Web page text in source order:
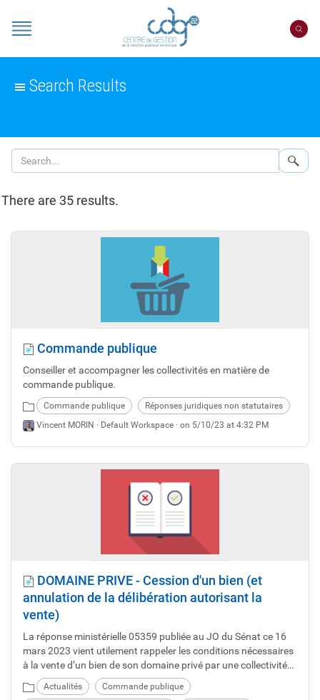
CDG
22
Search Results
There are 35 results.
Commande publique
Conseiller et accompagner les collectivités en matière de
commande publique.
Commande publique
Réponses juridiques non statutaires
Vincent MORIN · Default Workspace · on 5/10/23 at 4:32 PM
DOMAINE PRIVE - Cession d'un bien (et
annulation de la délibération autorisant la
vente)
La réponse ministérielle 05359 publiée au JO du Sénat ce 16
mars 2023 vient utilement rappeler les conditions nécessaires
à la vente d’un bien de son domaine privé par une collectivité
territoriale.
Actualités Commande publique